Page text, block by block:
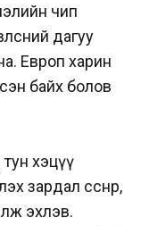
чип
дагуу
Европ харин
байх болов
тун хэцүү
өссөнөөр,
эхлэв.